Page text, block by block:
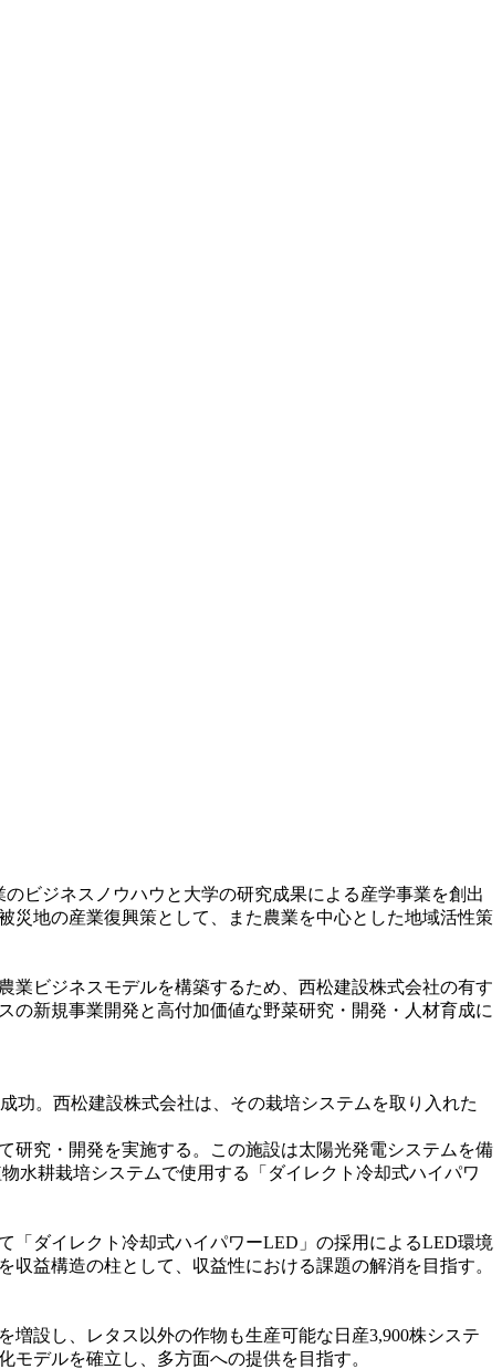
ビジネスノウハウと大学の研究成果による産学事業を創出
災地の産業復興策として、また農業を中心とした地域活性策
ビジネスモデルを構築するため、西松建設株式会社の有す
の新規事業開発と高付加価値な野菜研究・開発・人材育成に
。西松建設株式会社は、その栽培システムを取り入れた
研究・開発を実施する。この施設は太陽光発電システムを備
水耕栽培システムで使用する「ダイレクト冷却式ハイパワ
ダイレクト冷却式ハイパワーLED」の採用によるLED環境
益構造の柱として、収益性における課題の解消を目指す。
設し、レタス以外の作物も生産可能な日産3,900株システ
デルを確立し、多方面への提供を目指す。